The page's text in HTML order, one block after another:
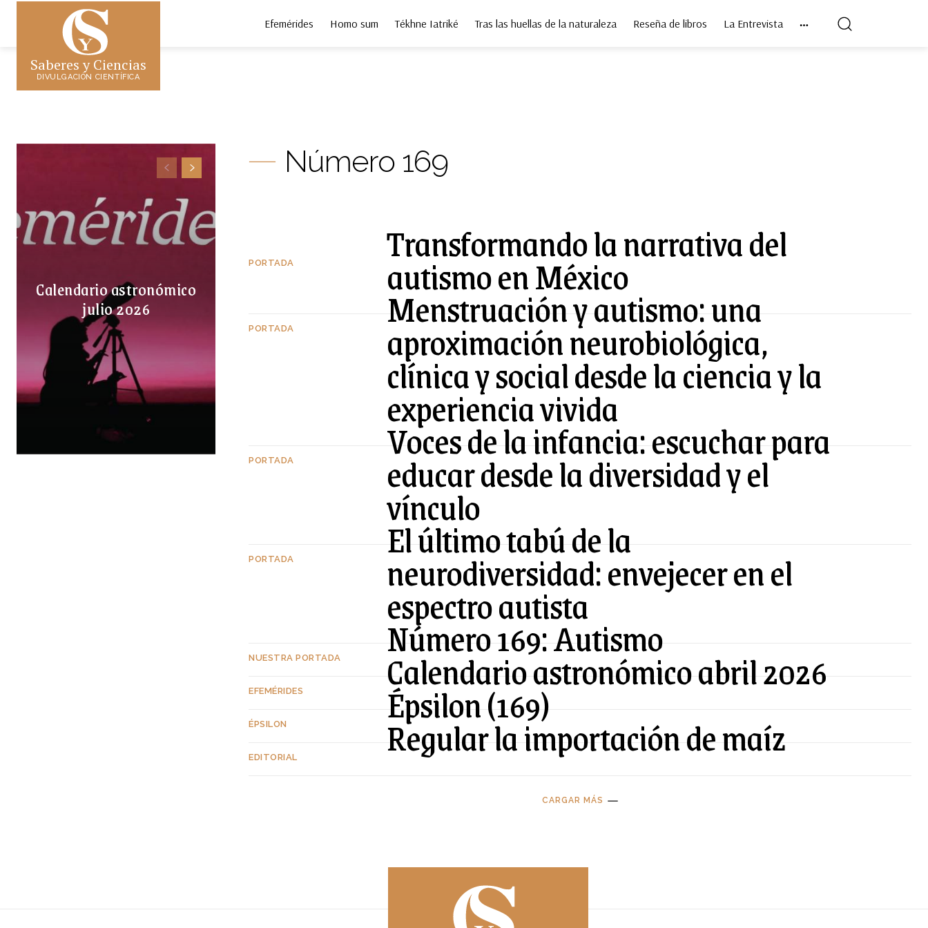
Saberes y Ciencias
DIVULGACIÓN CIENTÍFICA
Efemérides Homo sum Tékhne Iatriké Tras las huellas de la naturaleza Reseña de libros La Entrevista
Calendario astronómico
julio 2026
Número 169
PORTADA Transformando la narrativa del
autismo en México
PORTADA Menstruación y autismo: una
aproximación neurobiológica,
clínica y social desde la ciencia y la
experiencia vivida
PORTADA Voces de la infancia: escuchar para
educar desde la diversidad y el
vínculo
PORTADA El último tabú de la
neurodiversidad: envejecer en el
espectro autista
NUESTRA PORTADA Número 169: Autismo
EFEMÉRIDES Calendario astronómico abril 2026
ÉPSILON Épsilon (169)
EDITORIAL Regular la importación de maíz
CARGAR MÁS